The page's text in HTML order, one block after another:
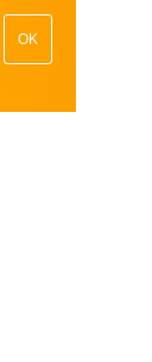
OK